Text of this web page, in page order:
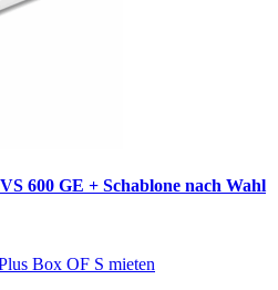
600 GE + Schablone nach Wahl